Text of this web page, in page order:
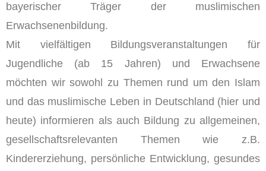
bayerischer Träger der muslimischen
Erwachsenenbildung.
Mit vielfältigen Bildungsveranstaltungen für
Jugendliche (ab 15 Jahren) und Erwachsene
möchten wir sowohl zu Themen rund um den Islam
und das muslimische Leben in Deutschland (hier und
heute) informieren als auch Bildung zu allgemeinen,
gesellschaftsrelevanten Themen wie z.B.
Kindererziehung, persönliche Entwicklung, gesundes